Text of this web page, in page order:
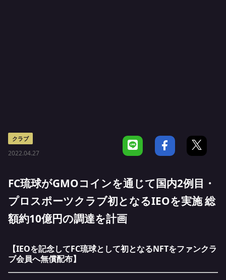
クラブ
2022.04.27
FC琉球がGMOコインを通じて国内2例目・
プロスポーツクラブ初となるIEOを実施 総
額約10億円の調達を計画
【IEOを記念してFC琉球として初となるNFTをファンクラ
ブ会員へ無償配布】